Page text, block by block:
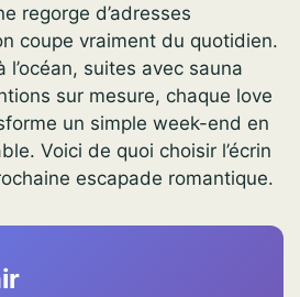
regorge d’adresses
coupe vraiment du quotidien.
l’océan, suites avec sauna
sur mesure, chaque love
un simple week-end en
Voici de quoi choisir l’écrin
escapade romantique.